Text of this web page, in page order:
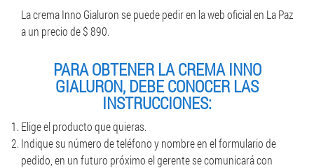
La crema Inno Gialuron se puede pedir en la web oficial en La Paz
a un precio de $ 890.
PARA OBTENER LA CREMA INNO
GIALURON, DEBE CONOCER LAS
INSTRUCCIONES:
Elige el producto que quieras.
Indique su número de teléfono y nombre en el formulario de
pedido, en un futuro próximo el gerente se comunicará con